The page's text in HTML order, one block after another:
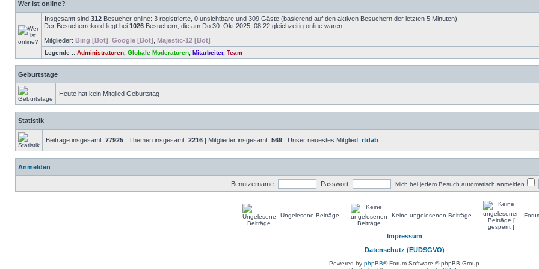
Wer ist online?
Insgesamt sind 312 Besucher online: 3 registrierte, 0 unsichtbare und 309 Gäste (basierend auf den aktiven Besuchern der letzten 5 Minuten)
Der Besucherrekord liegt bei 1026 Besuchern, die am Do 30. Okt 2025, 08:22 gleichzeitig online waren.
Mitglieder: Bing [Bot] Google [Bot] Majestic-12 [Bot]
Legende :: Administratoren Globale Moderatoren Mitarbeiter, Team
Geburtstage
Heute hat kein Mitglied Geburtstag
Statistik
Beiträge insgesamt: 77925 | Themen insgesamt: 2216 | Mitglieder insgesamt: 569 | Unser neuestes Mitglied: rtdab
Anmelden
Benutzername: Passwort: Mich bei jedem Besuch automatisch anmelden
Ungelesene Beiträge Keine ungelesenen Beiträge
Impressum
Datenschutz (EUDSGVO)
Powered by phpBB® Forum Software © phpBB Group